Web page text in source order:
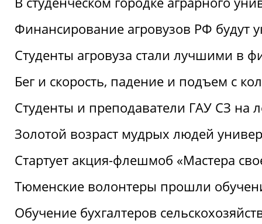
Финансирование агровузов РФ будут
Студенты агровуза стали лучшими в
Бег и скорость, падение и подъем с
Студенты и преподаватели ГАУ СЗ
Золотой возраст мудрых людей
Стартует акция-флешмоб «Мастера
Тюменские волонтеры прошли
Обучение бухгалтеров